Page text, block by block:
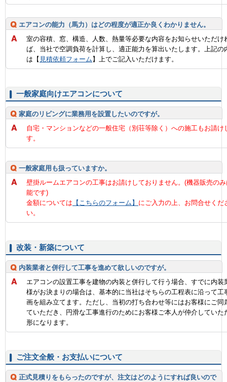
エアコンの能力（馬力）はどの程度が適正か良くわかりません。
室の容積、窓、構造、人数、熱量等必要な内容をお知らせいただけ
ば、当社で空調負荷を計算し、適正能力を算出いたします。上記の
は【 見積依頼フォーム 】上でご記入いただけます。
一般家庭向けエアコンについて
家庭のリビングに業務用を設置したいのですが。
自宅・マンションなどの一般住宅（別荘等除く）への施工もお請け
す。
一般家庭用も扱っていますか。
壁掛ルームエアコンの工事はお請けしておりません。(機器販売の
能です)
金額については 【こちらのフォーム】 にご入力の上、お問合せくだ
い。
改装・新築について
内装業者と併行して工事を進めて欲しいのですが。
エアコンの設置工事を建物の内装と併行して行う場合、すでに内装
様がお決まりの場合は、基本的に当社はそちらの工程表に沿って工
画を組み立てます。ただし、当初の打ち合わせ等にはお客様にご同
ていただき、円滑な工事進行のためにお客様ご本人が仲介していた
形になります。
ご注文全般・お支払いについて
正式見積りをもらったのですが、注文はどのようにすれば良いので